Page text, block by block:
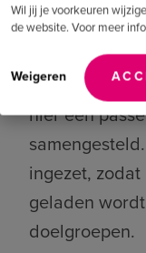
Wil jij je voorkeuren
de website. Voor meer
Weigeren
bekendheid
(branding) en
dealerbezoek
hier een
ingezet,
geladen
doelgroepen.